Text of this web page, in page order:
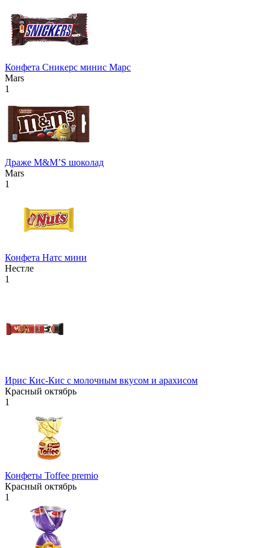
Конфета Сникерс минис Марс
Mars
1
Драже М&М’S шоколад
Mars
1
Конфета Натс мини
Нестле
1
Ирис Кис-Кис с молочным вкусом и арахисом
Красный октябрь
1
Конфеты Toffee premio
Красный октябрь
1